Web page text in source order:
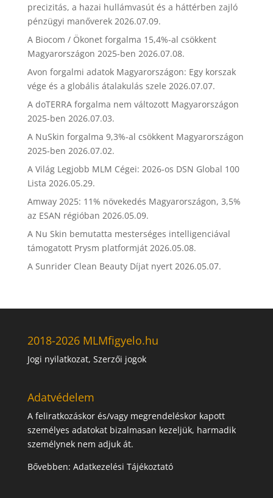
precizitás, a hazai hullámvasút és a háttérben zajló
pénzügyi manőverek 2026.07.09.
A Biocom / Ökonet forgalma 15,4%-al csökkent
Magyarországon 2025-ben 2026.07.08.
Avon forgalmi adatok Magyarországon: Egy korszak
vége és a globális átalakulás szele 2026.07.07.
A doTERRA forgalma nem változott Magyarországon
2025-ben 2026.07.03.
A NuSkin forgalma 9,3%-al csökkent Magyarországon
2025-ben 2026.07.02.
A Világ Legjobb MLM Cégei: 2026-os DSN Global 100
Lista 2026.05.29.
Amway 2025: 11% növekedés Magyarországon, 3,5%
az ESAN régióban 2026.05.09.
A Nu Skin bemutatta mesterséges intelligenciával
támogatott Prysm platformját 2026.05.08.
A Sunrider Clean Beauty Díjat nyert 2026.05.07.
2018-2026 MLMfigyelo.hu
Jogi nyilatkozat, Szerzői jogok
Adatvédelem
A feliratkozáskor és/vagy megrendeléskor kapott
személyes adatokat bizalmasan kezeljük, harmadik
személynek nem adjuk át.
Bővebben: Adatkezelési Tájékoztató